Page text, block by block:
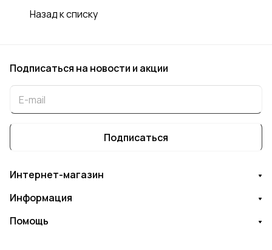
Назад к списку
Подписаться на новости и акции
Подписаться
Интернет-магазин
Информация
Помощь